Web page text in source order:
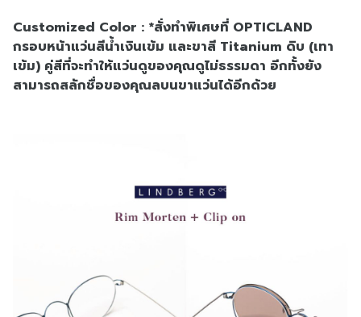
Customized Color : *สั่งทำพิเศษที่ OPTICLAND
กรอบหน้าแว่นสีน้ำเงินเข้ม และขาสี Titanium ดิบ (เทา
เข้ม) คู่สีที่จะทำให้แว่นดูของคุณดูไม่ธรรมดา อีกทั้งยัง
สามารถสลักชื่อของคุณลบนขาแว่นได้อีกด้วย